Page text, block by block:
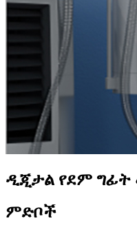
ዲጂታል የደም
ምድቦች